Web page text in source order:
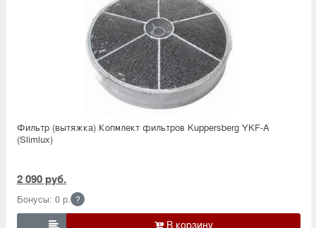
Фильтр (вытяжка) Копмлект фильтров Kuppersberg YKF-A
(Slimlux)
2 090 руб.
Бонусы: 0 р. ?
